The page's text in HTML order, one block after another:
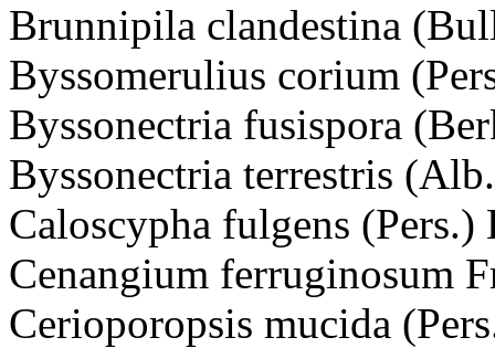
Brunnipila clandestina
Byssomerulius corium
Byssonectria fusispora
Byssonectria terrestris
Caloscypha fulgens
Cenangium ferruginosum
Cerioporopsis mucida